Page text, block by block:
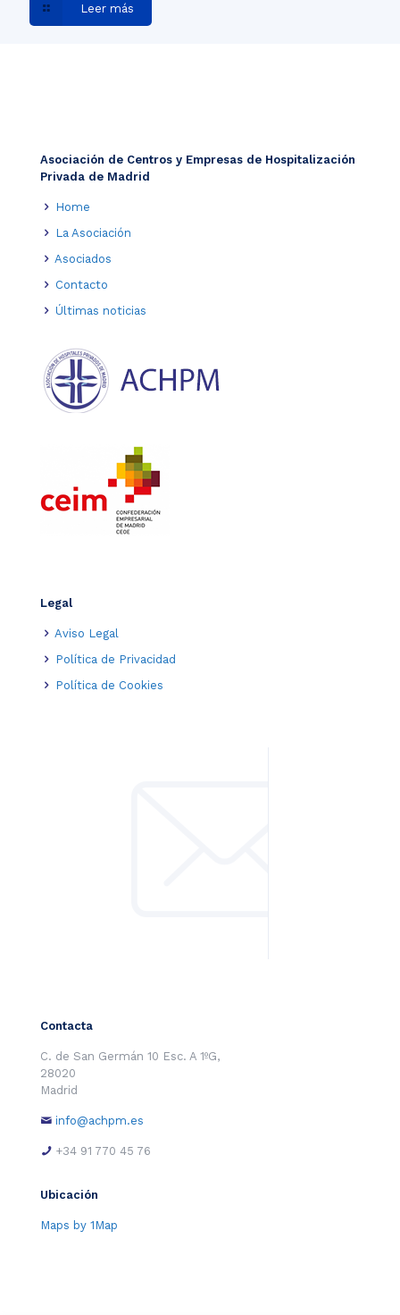
Leer más
Asociación de Centros y Empresas de Hospitalización
Privada de Madrid
Home
La Asociación
Asociados
Contacto
Últimas noticias
Legal
Aviso Legal
Política de Privacidad
Política de Cookies
Contacta
C. de San Germán 10 Esc. A 1ºG,
28020
Madrid
info@achpm.es
+34 91 770 45 76
Ubicación
Maps by 1Map